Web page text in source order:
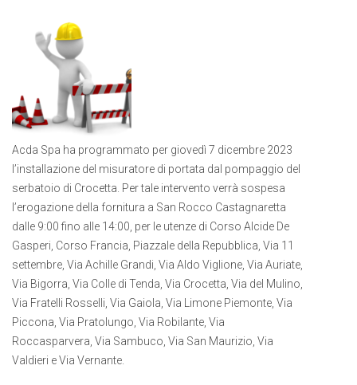
Acda Spa ha programmato per giovedì 7 dicembre 2023
l’installazione del misuratore di portata dal pompaggio del
serbatoio di Crocetta. Per tale intervento verrà sospesa
l’erogazione della fornitura a San Rocco Castagnaretta
dalle 9:00 fino alle 14:00, per le utenze di Corso Alcide De
Gasperi, Corso Francia, Piazzale della Repubblica, Via 11
settembre, Via Achille Grandi, Via Aldo Viglione, Via Auriate,
Via Bigorra, Via Colle di Tenda, Via Crocetta, Via del Mulino,
Via Fratelli Rosselli, Via Gaiola, Via Limone Piemonte, Via
Piccona, Via Pratolungo, Via Robilante, Via
Roccasparvera, Via Sambuco, Via San Maurizio, Via
Valdieri e Via Vernante.